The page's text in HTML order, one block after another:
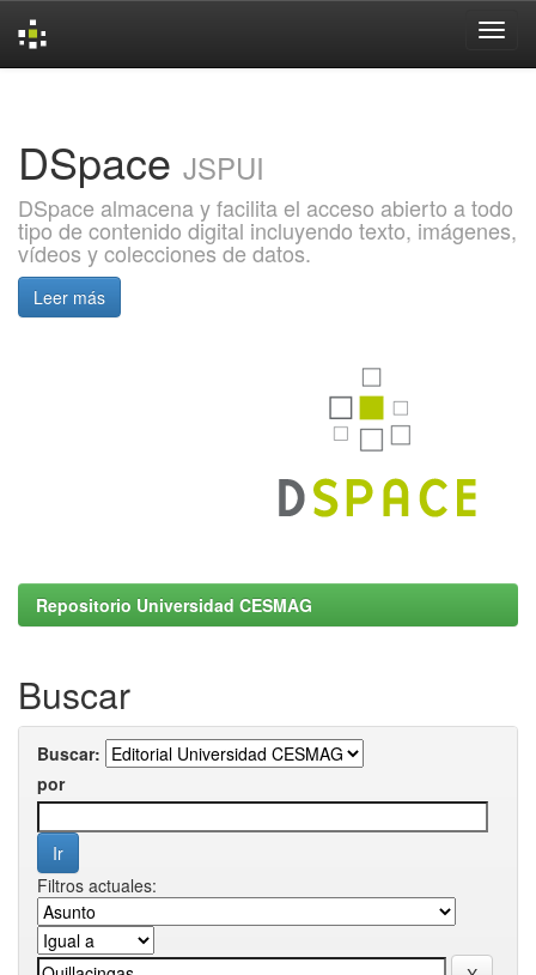
DSpace JSPUI
DSpace almacena y facilita el acceso abierto a todo
tipo de contenido digital incluyendo texto, imágenes,
vídeos y colecciones de datos.
Leer más
Repositorio Universidad CESMAG
Buscar
Buscar:
por
Filtros actuales: